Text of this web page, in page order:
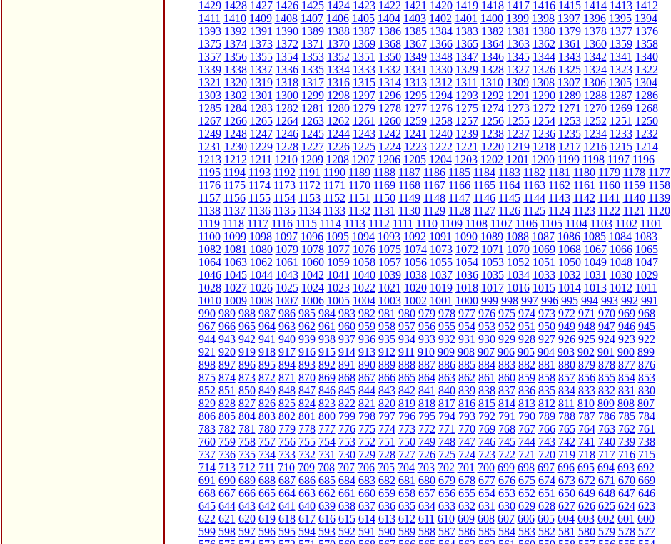
1429 1428 1427 1426 1425 1424 1423 1422 1421 1420 1419 1418 1417 1416 1415 1414 1413 1412
1411 1410 1409 1408 1407 1406 1405 1404 1403 1402 1401 1400 1399 1398 1397 1396 1395 1394
1393 1392 1391 1390 1389 1388 1387 1386 1385 1384 1383 1382 1381 1380 1379 1378 1377 1376
1375 1374 1373 1372 1371 1370 1369 1368 1367 1366 1365 1364 1363 1362 1361 1360 1359 1358
1357 1356 1355 1354 1353 1352 1351 1350 1349 1348 1347 1346 1345 1344 1343 1342 1341 1340
1339 1338 1337 1336 1335 1334 1333 1332 1331 1330 1329 1328 1327 1326 1325 1324 1323 1322
1321 1320 1319 1318 1317 1316 1315 1314 1313 1312 1311 1310 1309 1308 1307 1306 1305 1304
1303 1302 1301 1300 1299 1298 1297 1296 1295 1294 1293 1292 1291 1290 1289 1288 1287 1286
1285 1284 1283 1282 1281 1280 1279 1278 1277 1276 1275 1274 1273 1272 1271 1270 1269 1268
1267 1266 1265 1264 1263 1262 1261 1260 1259 1258 1257 1256 1255 1254 1253 1252 1251 1250
1249 1248 1247 1246 1245 1244 1243 1242 1241 1240 1239 1238 1237 1236 1235 1234 1233 1232
1231 1230 1229 1228 1227 1226 1225 1224 1223 1222 1221 1220 1219 1218 1217 1216 1215 1214
1213 1212 1211 1210 1209 1208 1207 1206 1205 1204 1203 1202 1201 1200 1199 1198 1197 1196
1195 1194 1193 1192 1191 1190 1189 1188 1187 1186 1185 1184 1183 1182 1181 1180 1179 1178 1177
1176 1175 1174 1173 1172 1171 1170 1169 1168 1167 1166 1165 1164 1163 1162 1161 1160 1159 1158
1157 1156 1155 1154 1153 1152 1151 1150 1149 1148 1147 1146 1145 1144 1143 1142 1141 1140 1139
1138 1137 1136 1135 1134 1133 1132 1131 1130 1129 1128 1127 1126 1125 1124 1123 1122 1121 1120
1119 1118 1117 1116 1115 1114 1113 1112 1111 1110 1109 1108 1107 1106 1105 1104 1103 1102 1101
1100 1099 1098 1097 1096 1095 1094 1093 1092 1091 1090 1089 1088 1087 1086 1085 1084 1083
1082 1081 1080 1079 1078 1077 1076 1075 1074 1073 1072 1071 1070 1069 1068 1067 1066 1065
1064 1063 1062 1061 1060 1059 1058 1057 1056 1055 1054 1053 1052 1051 1050 1049 1048 1047
1046 1045 1044 1043 1042 1041 1040 1039 1038 1037 1036 1035 1034 1033 1032 1031 1030 1029
1028 1027 1026 1025 1024 1023 1022 1021 1020 1019 1018 1017 1016 1015 1014 1013 1012 1011
1010 1009 1008 1007 1006 1005 1004 1003 1002 1001 1000 999 998 997 996 995 994 993 992 991
990 989 988 987 986 985 984 983 982 981 980 979 978 977 976 975 974 973 972 971 970 969 968
967 966 965 964 963 962 961 960 959 958 957 956 955 954 953 952 951 950 949 948 947 946 945
944 943 942 941 940 939 938 937 936 935 934 933 932 931 930 929 928 927 926 925 924 923 922
921 920 919 918 917 916 915 914 913 912 911 910 909 908 907 906 905 904 903 902 901 900 899
898 897 896 895 894 893 892 891 890 889 888 887 886 885 884 883 882 881 880 879 878 877 876
875 874 873 872 871 870 869 868 867 866 865 864 863 862 861 860 859 858 857 856 855 854 853
852 851 850 849 848 847 846 845 844 843 842 841 840 839 838 837 836 835 834 833 832 831 830
829 828 827 826 825 824 823 822 821 820 819 818 817 816 815 814 813 812 811 810 809 808 807
806 805 804 803 802 801 800 799 798 797 796 795 794 793 792 791 790 789 788 787 786 785 784
783 782 781 780 779 778 777 776 775 774 773 772 771 770 769 768 767 766 765 764 763 762 761
760 759 758 757 756 755 754 753 752 751 750 749 748 747 746 745 744 743 742 741 740 739 738
737 736 735 734 733 732 731 730 729 728 727 726 725 724 723 722 721 720 719 718 717 716 715
714 713 712 711 710 709 708 707 706 705 704 703 702 701 700 699 698 697 696 695 694 693 692
691 690 689 688 687 686 685 684 683 682 681 680 679 678 677 676 675 674 673 672 671 670 669
668 667 666 665 664 663 662 661 660 659 658 657 656 655 654 653 652 651 650 649 648 647 646
645 644 643 642 641 640 639 638 637 636 635 634 633 632 631 630 629 628 627 626 625 624 623
622 621 620 619 618 617 616 615 614 613 612 611 610 609 608 607 606 605 604 603 602 601 600
599 598 597 596 595 594 593 592 591 590 589 588 587 586 585 584 583 582 581 580 579 578 577